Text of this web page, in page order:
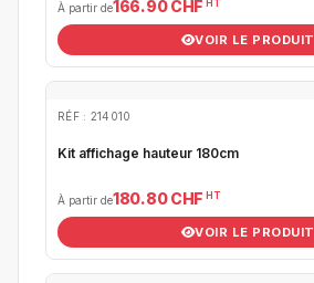
À partir de166.90 CHF HT
VOIR LE PRODUIT
RÉF : 214010
Kit affichage hauteur 180cm
À partir de180.80 CHF HT
VOIR LE PRODUIT